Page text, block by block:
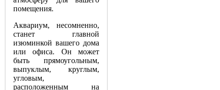
помещения.
Аквариум, несомненно,
станет главной
изюминкой вашего дома
или офиса. Он может
быть прямоугольным,
выпуклым, круглым,
угловым,
расположенным на